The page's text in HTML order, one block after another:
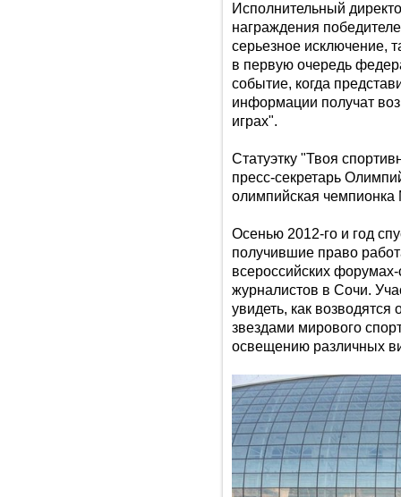
Исполнительный
награждения
серьезное исключение,
в первую очередь
событие, когда
информации получат
играх".
Статуэтку "Твоя
пресс-секретарь
олимпийская
Осенью 2012-го и год
получившие право
всероссийских
журналистов в Сочи.
увидеть, как
звездами мирового
освещению различных